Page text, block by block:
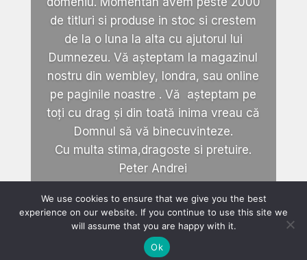
de titluri si produse in stoc si crestem
de la o luna la alta cu ajutorul lui
Dumnezeu. Vă așteptam la magazinul
nostru din wembley, londra, sau online
pe paginile noastre . Vă așteptam pe
toți cu drag și din toată inima vreau că
Domnul să vă binecuvinteze.
Cu multa stima,dragoste si pretuire.
Peter Andrei
We use cookies to ensure that we give you the best
experience on our website. If you continue to use this site we
will assume that you are happy with it.
Ok